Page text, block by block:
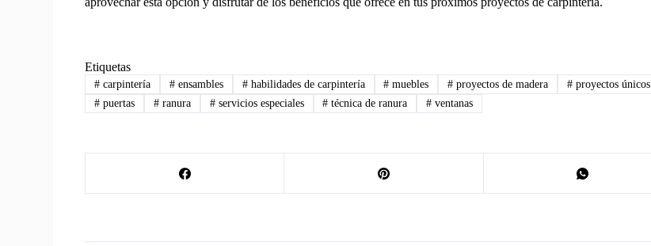
Etiquetas
# carpintería #ensambles #habilidades de carpintería # muebles # proyectos de madera # proyectos únicos
# puertas #ranura #servicios especiales # técnica de ranura # ventanas